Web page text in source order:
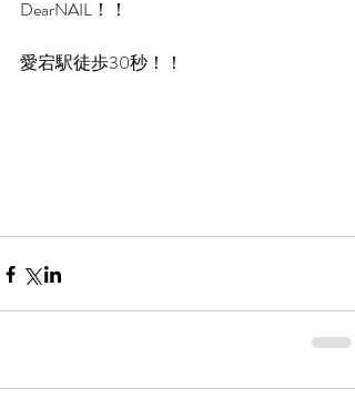
DearNAIL！！
愛宕駅徒歩30秒！！